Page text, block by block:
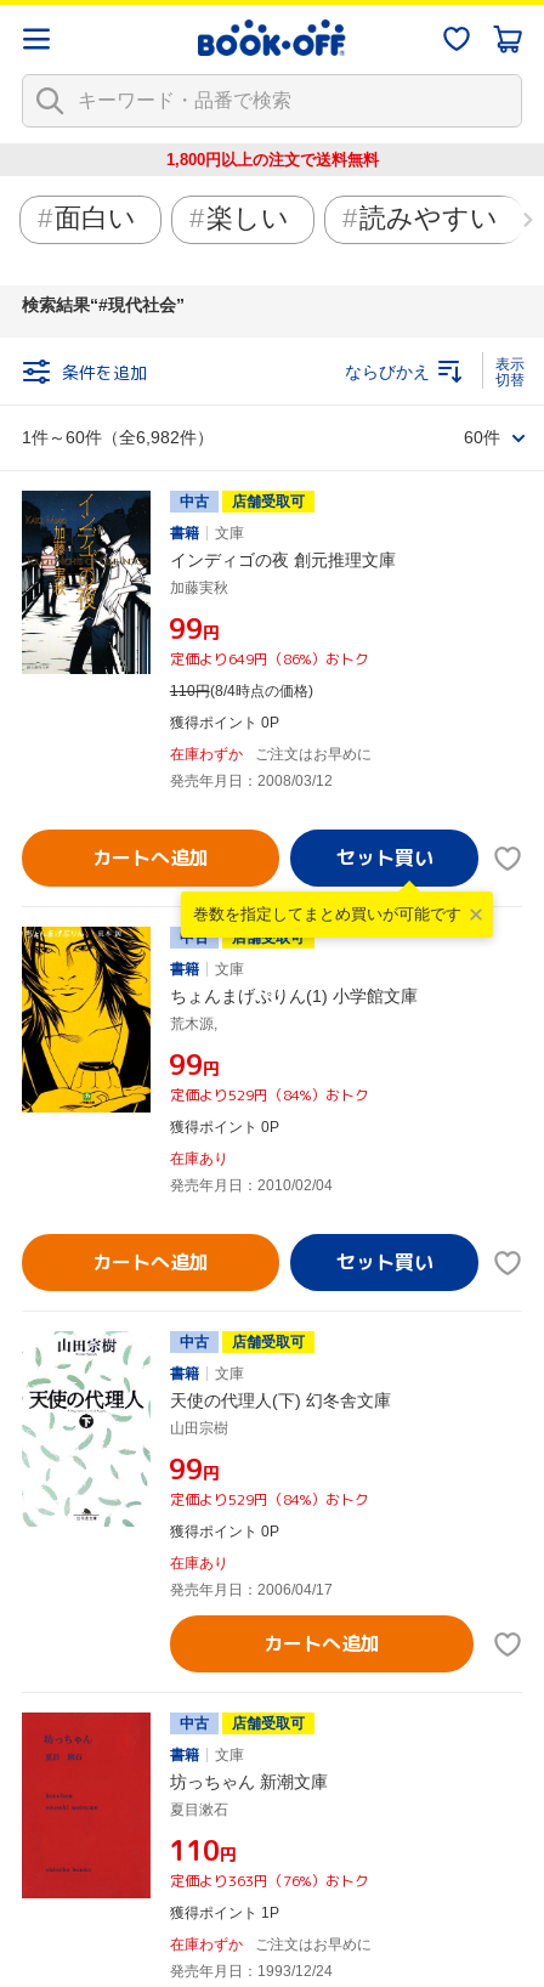
1,800円以上の注文で送料無料
面白い 楽しい 読みやすい
検索結果 #現代社会
条件を追加
1件～60件（全6,982件）
ならびかえ
60件
中古
店舗受取可
書籍
文庫
インディゴの夜 創元推理文庫
加藤実秋
¥99円
定価より649円（86%）おトク
110円(8/4時点の価格)
獲得ポイント 0P
在庫わずか
ご注文はお早めに
発売年月日：2008/03/12
カートへ追加
巻数を指定して まとめ買いが可能です
中古
店舗受取可
書籍
文庫
ちょんまげぷりん(1) 小学館文庫
荒木源,
¥99円
定価より529円（84%）おトク
獲得ポイント 0P
在庫あり
発売年月日：2010/02/04
カートへ追加
中古
店舗受取可
書籍
文庫
天使の代理人(下) 幻冬舎文庫
山田宗樹
¥99円
定価より529円（84%）おトク
獲得ポイント 0P
在庫あり
発売年月日：2006/04/17
カートへ追加
中古
店舗受取可
書籍
文庫
坊っちゃん 新潮文庫
夏目漱石
¥110円
定価より363円（76%）おトク
獲得ポイント 1P
在庫わずか
ご注文はお早めに
発売年月日：1993/12/24